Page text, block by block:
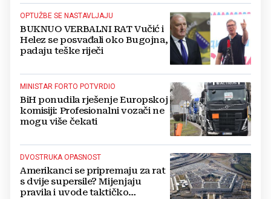
OPTUŽBE SE NASTAVLJAJU
BUKNUO VERBALNI RAT Vučić i
Helez se posvađali oko Bugojna,
padaju teške riječi
MINISTAR FORTO POTVRDIO
BiH ponudila rješenje Europskoj
komisiji: Profesionalni vozači ne
mogu više čekati
DVOSTRUKA OPASNOST
Amerikanci se pripremaju za rat
s dvije supersile? Mijenjaju
pravila i uvode taktičko